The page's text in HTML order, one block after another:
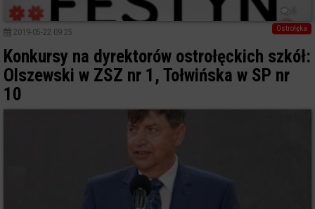
3
Ostrołęka
2019-05-22 09:25
Konkursy na dyrektorów ostrołęckich szkół:
Olszewski w ZSZ nr 1, Tołwińska w SP nr
10